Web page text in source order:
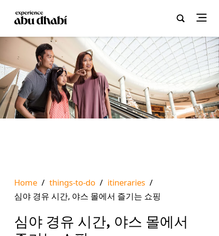
Home / things-to-do / itineraries /
심야 경유 시간, 야스 몰에서 즐기는 쇼핑
심야 경유 시간, 야스 몰에서